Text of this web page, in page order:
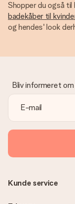
Shopper du også
badekåber til
og hendes' look
Bliv informeret
Kunde service